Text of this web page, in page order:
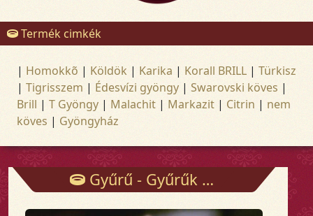
Termék cimkék
| Homokkõ | Köldök | Karika | Korall BRILL | Türkisz
| Tigrisszem | Édesvízi gyöngy | Swarovski köves |
Brill | T Gyöngy | Malachit | Markazit | Citrin | nem
köves | Gyöngyház
Gyűrű - Gyűrűk - Arany és ezüst ékszerek